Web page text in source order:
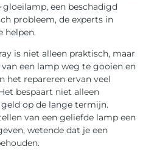
een beschadigd
probleem, de experts in
helpen.
is niet alleen praktisch, maar
een lamp weg te gooien en
het repareren ervan veel
bespaart niet alleen
op de lange termijn.
van een geliefde lamp een
wetende dat je een